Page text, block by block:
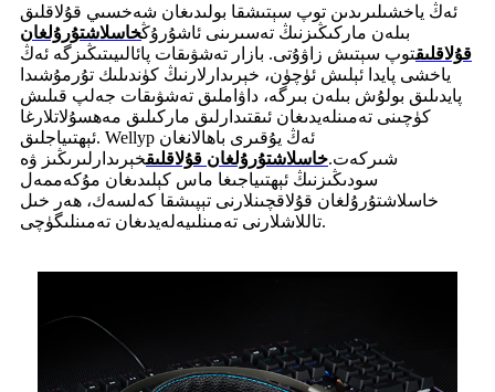
ئەڭ ياخشىلىرىدىن توپ سېتىشقا بولىدىغان شەخسىي قۇلاقلىق
بىلەن ماركىڭىزنىڭ تەسىرىنى ئاشۇرۇڭخاسلاشتۇرۇلغان
قۇلاقلىقتوپ سېتىش زاۋۇتى. بازار تەشۋىقات پائالىيىتىڭىزگە ئەڭ
ياخشى پايدا ئېلىش ئۈچۈن، خېرىدارلارنىڭ كۈندىلىك تۇرمۇشىدا
پايدىلىق بولۇش بىلەن بىرگە، داۋاملىق تەشۋىقات جەلپ قىلىش
كۈچىنى تەمىنلەيدىغان ئىقتىدارلىق ماركىلىق مەھسۇلاتلارغا
ئېھتىياجلىق. Wellyp ئەڭ يۇقىرى باھالانغان
شىركەت.خاسلاشتۇرۇلغان قۇلاقلىقخېرىدارلىرىڭىز ۋە
سودىڭىزنىڭ ئېھتىياجىغا ماس كېلىدىغان مۇكەممەل
خاسلاشتۇرۇلغان قۇلاقچىنلارنى تېپىشقا كەلسەك، ھەر خىل
تاللاشلارنى تەمىنلىيەلەيدىغان تەمىنلىگۈچى.